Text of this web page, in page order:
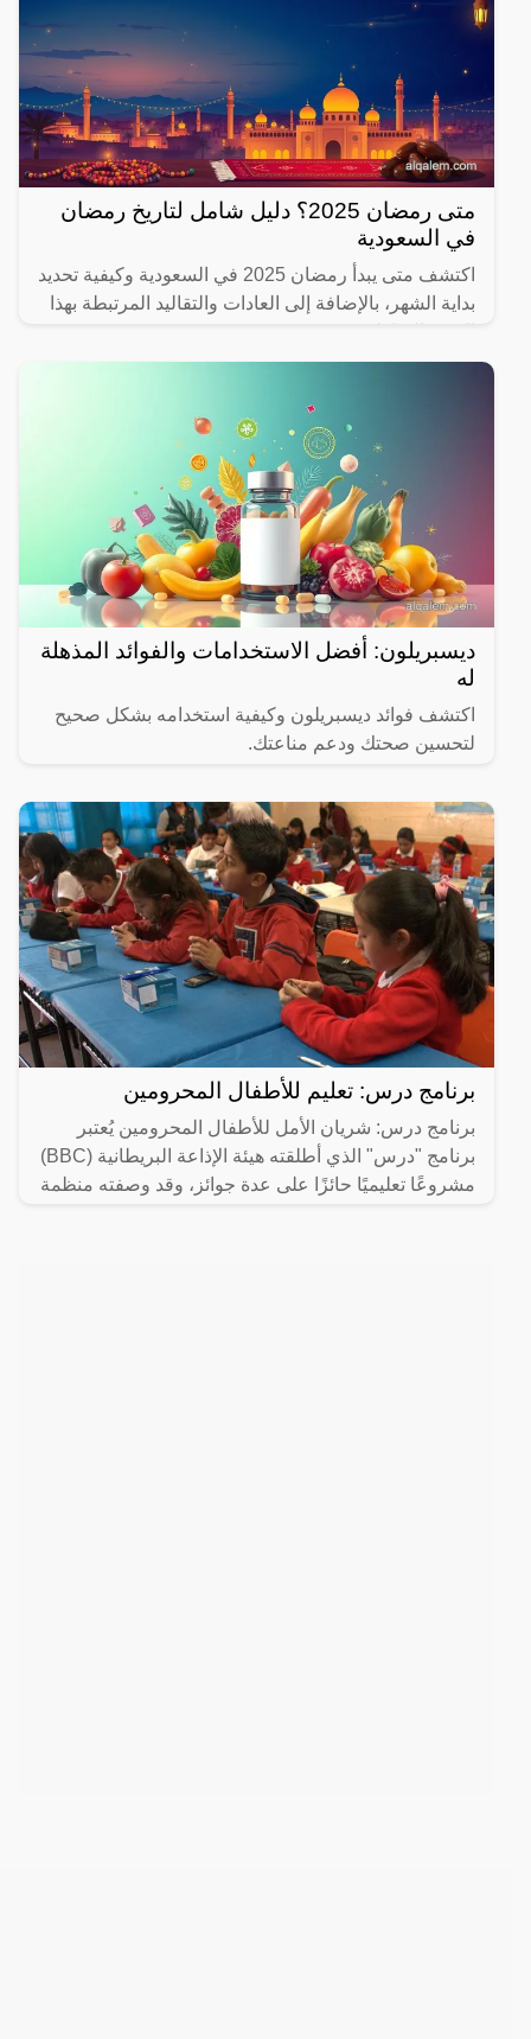
متى رمضان 2025؟ دليل شامل لتاريخ رمضان
في السعودية
اكتشف متى يبدأ رمضان 2025 في السعودية وكيفية تحديد
بداية الشهر، بالإضافة إلى العادات والتقاليد المرتبطة بهذا
ديسبريلون: أفضل الاستخدامات والفوائد المذهلة
له
اكتشف فوائد ديسبريلون وكيفية استخدامه بشكل صحيح
لتحسين صحتك ودعم مناعتك.
برنامج درس: تعليم للأطفال المحرومين
برنامج درس: شريان الأمل للأطفال المحرومين يُعتبر
برنامج "درس" الذي أطلقته هيئة الإذاعة البريطانية (BBC)
مشروعًا تعليميًا حائزًا على عدة جوائز، وقد وصفته منظمة